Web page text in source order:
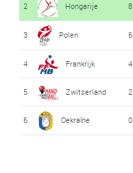
2 Hongarije 8
3 Polen 6
4 Frankrijk 4
5 Zwitserland 2
6 Oekraïne 0